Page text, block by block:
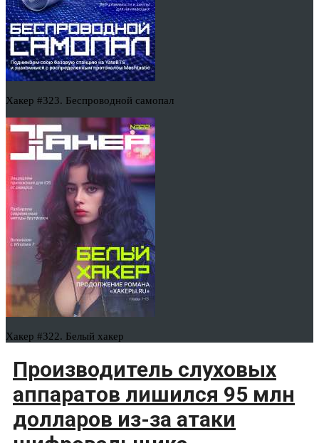
Хакер #323. Беспроводной самопал
Хакер #322. Белый хакер
Производитель слуховых
аппаратов лишился 95 млн
долларов из-за атаки